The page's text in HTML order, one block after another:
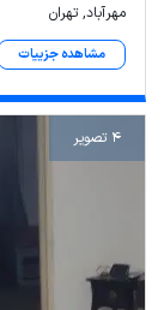
مهرآباد, تهران
مشاهده جزییات
4 تصویر